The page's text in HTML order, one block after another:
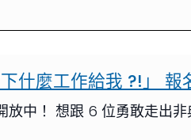
什麼工作給我 ?!」 報
中！ 想跟 6 位勇敢走出